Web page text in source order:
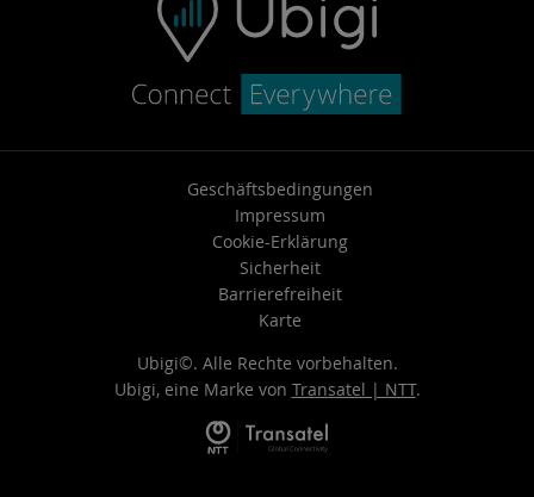
Geschäftsbedingungen
Impressum
Cookie-Erklärung
Sicherheit
Barrierefreiheit
Karte
Ubigi©. Alle Rechte vorbehalten.
Ubigi, eine Marke von Transatel | NTT.